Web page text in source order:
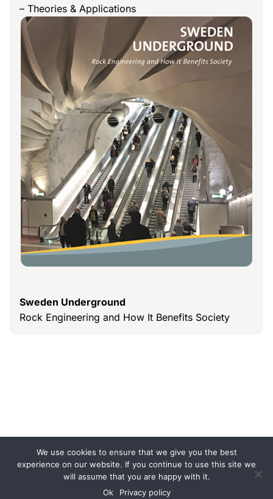
– Theories & Applications
Sweden Underground
Rock Engineering and How It Benefits Society
Stiftelsen Bergteknisk Forskning
Storgatan 19
We use cookies to ensure that we give you the best
experience on our website. If you continue to use this site we
will assume that you are happy with it.
Ok
Privacy policy